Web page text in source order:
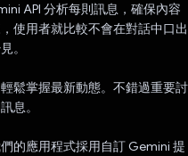
API 分析每則訊息，確保內容
使用者就比較不會在對話中口出
。
鬆掌握最新動態。不錯過重要討
息。
的應用程式採用自訂 Gemini 提